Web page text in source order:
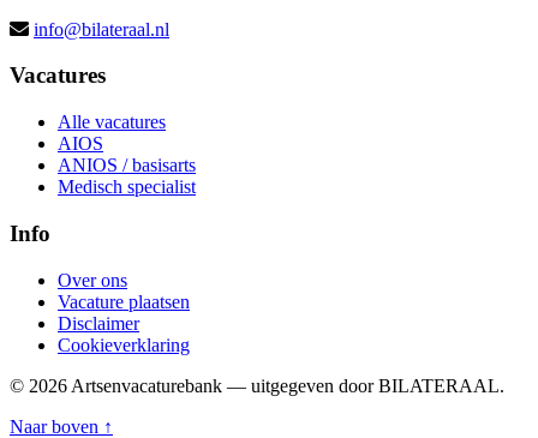
info@bilateraal.nl
Vacatures
Alle vacatures
AIOS
ANIOS / basisarts
Medisch specialist
Info
Over ons
Vacature plaatsen
Disclaimer
Cookieverklaring
© 2026 Artsenvacaturebank — uitgegeven door BILATERAAL.
Naar boven ↑